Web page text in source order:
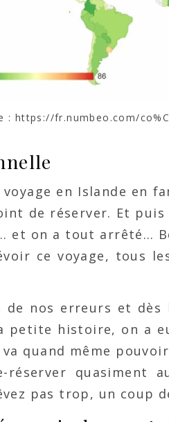
: https://fr.numbeo.com/
en Islande en
de réserver. Et
et on a tout arrêté…
ce voyage, tous
de nos erreurs et dès
petite histoire, on a
quand même
quasiment
pas trop, un coup